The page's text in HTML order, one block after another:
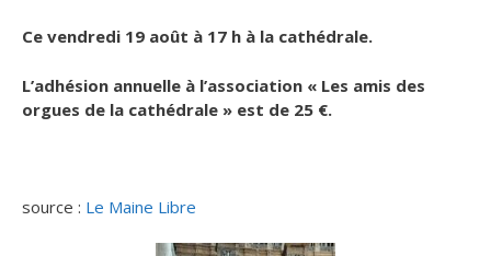
Ce vendredi 19 août à 17 h à la cathédrale.
L’adhésion annuelle à l’association « Les amis des
orgues de la cathédrale » est de 25 €.
source : Le Maine Libre